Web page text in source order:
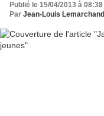
Publié le 15/04/2013 à 08:38
Par Jean-Louis Lemarchand